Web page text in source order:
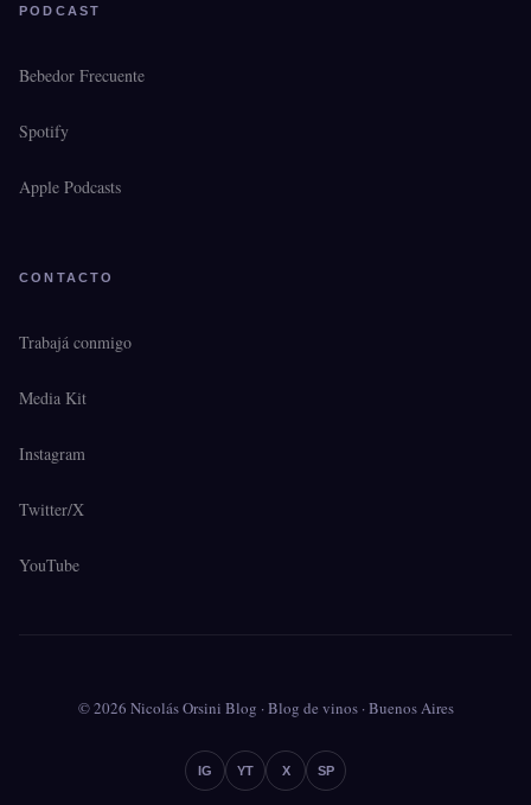
PODCAST
Bebedor Frecuente
Spotify
Apple Podcasts
CONTACTO
Trabajá conmigo
Media Kit
Instagram
Twitter/X
YouTube
© 2026 Nicolás Orsini Blog · Blog de vinos · Buenos Aires
IG YT X SP